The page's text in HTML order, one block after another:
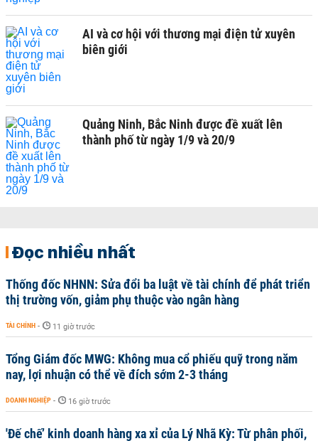
AI và cơ hội với thương mại điện tử xuyên
biên giới
Quảng Ninh, Bắc Ninh được đề xuất lên
thành phố từ ngày 1/9 và 20/9
Đọc nhiều nhất
Thống đốc NHNN: Sửa đổi ba luật về tài chính để phát triển
thị trường vốn, giảm phụ thuộc vào ngân hàng
TÀI CHÍNH - 11 giờ trước
Tổng Giám đốc MWG: Không mua cổ phiếu quỹ trong năm
nay, lợi nhuận có thể về đích sớm 2-3 tháng
DOANH NGHIỆP - 16 giờ trước
'Đế chế’ kinh doanh hàng xa xỉ của Lý Nhã Kỳ: Từ phân phối,